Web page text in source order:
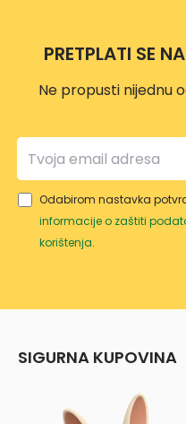
PRETPLATI SE
Ne propusti nijednu
Odabirom nastavka
informacije o zaštiti
korištenja.
SIGURNA KUPOVINA